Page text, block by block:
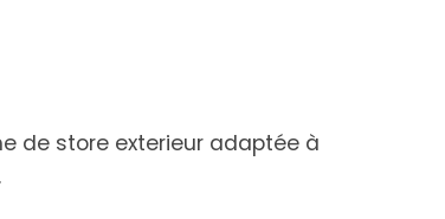
de store exterieur adaptée à